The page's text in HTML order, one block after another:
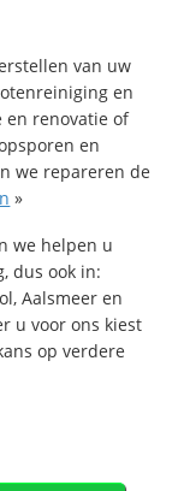
van uw
en
en renovatie of
en
we repareren de
»
we helpen u
dus ook in:
Aalsmeer en
u voor ons kiest
op verdere